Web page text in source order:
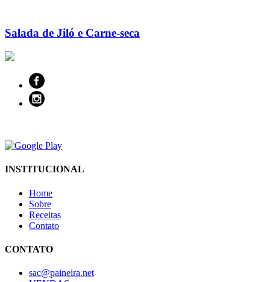
Salada de Jiló e Carne-seca
INSTITUCIONAL
Home
Sobre
Receitas
Contato
CONTATO
sac@paineira.net